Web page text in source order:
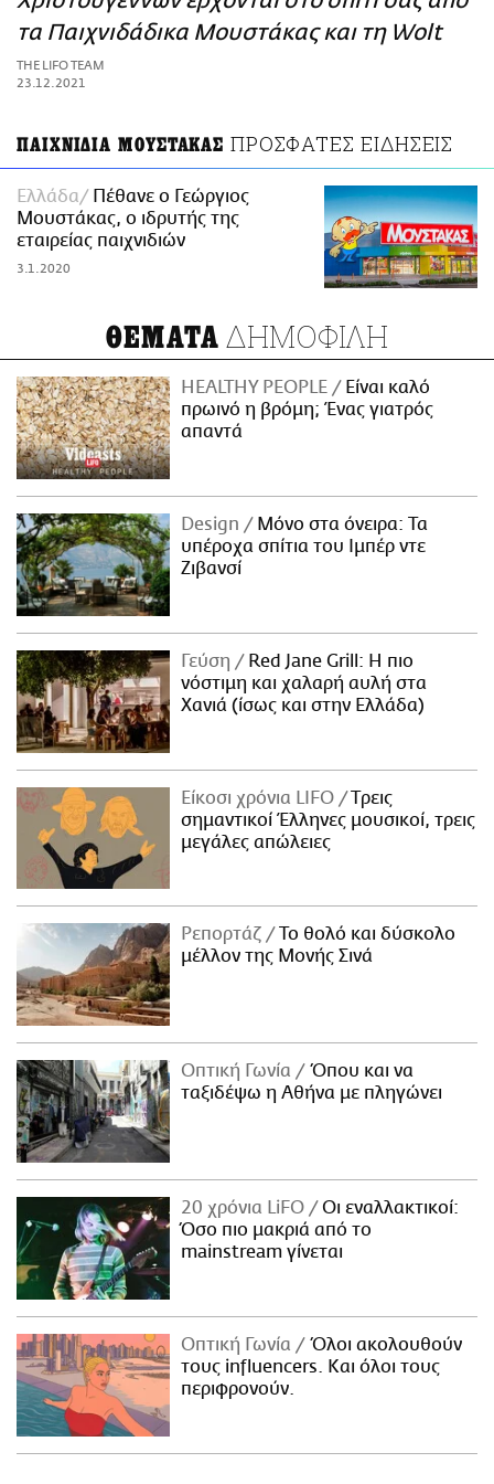
ΑΜΠΑ
PRINT
τα Παιχνιδάδικα Μουστάκας και τη Wolt
THE LIFO TEAM
23.12.2021
ΠΑΙΧΝΙΔΙΑ ΜΟΥΣΤΑΚΑΣ ΠΡΟΣΦΑΤΕΣ ΕΙΔΗΣΕΙΣ
Ελλάδα
Πέθανε ο Γεώργιος
Μουστάκας, ο ιδρυτής της
εταιρείας παιχνιδιών
3.1.2020
ΘΕΜΑΤΑ ΔΗΜΟΦΙΛΗ
HEALTHY PEOPLE
Είναι καλό
πρωινό η βρόμη; Ένας γιατρός
απαντά
Design
Μόνο στα όνειρα: Τα
υπέροχα σπίτια του Ιμπέρ ντε
Ζιβανσί
Γεύση
Red Jane Grill: Η πιο
νόστιμη και χαλαρή αυλή στα
Χανιά (ίσως και στην Ελλάδα)
Είκοσι χρόνια LIFO
Tρεις
σημαντικοί Έλληνες μουσικοί, τρεις
μεγάλες απώλειες
Ρεπορτάζ
Το θολό και δύσκολο
μέλλον της Μονής Σινά
Οπτική Γωνία
Όπου και να
ταξιδέψω η Αθήνα με πληγώνει
20 χρόνια LiFO
Οι εναλλακτικοί:
Όσο πιο μακριά από το
mainstream γίνεται
Οπτική Γωνία
Όλοι ακολουθούν
τους influencers. Και όλοι τους
περιφρονούν.